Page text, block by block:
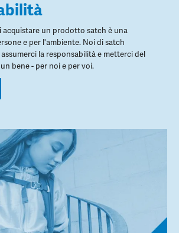
acquistare un prodotto satch è una
e per l'ambiente. Noi di satch
la responsabilità e metterci del
bene - per noi e per voi.